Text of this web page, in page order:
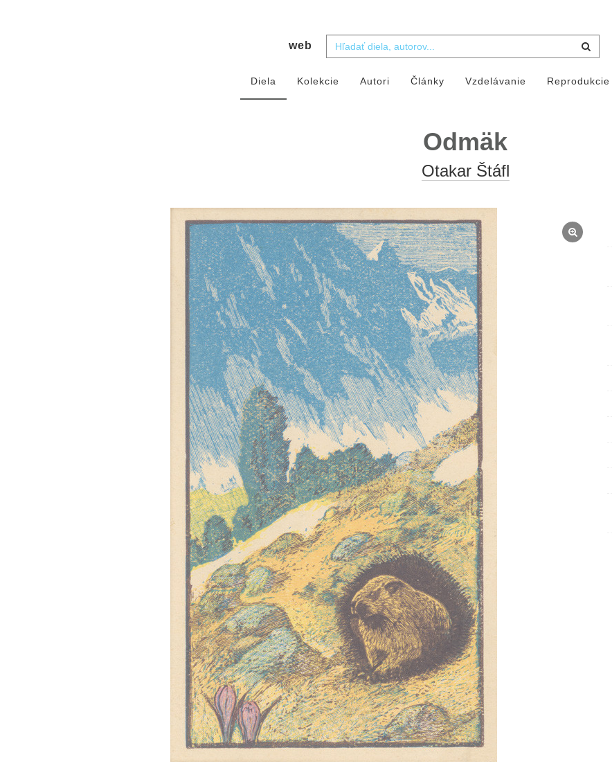
web
Diela Kolekcie Autori Články Vzdelávanie Reprodukcie
Odmäk
Otakar Štáfl